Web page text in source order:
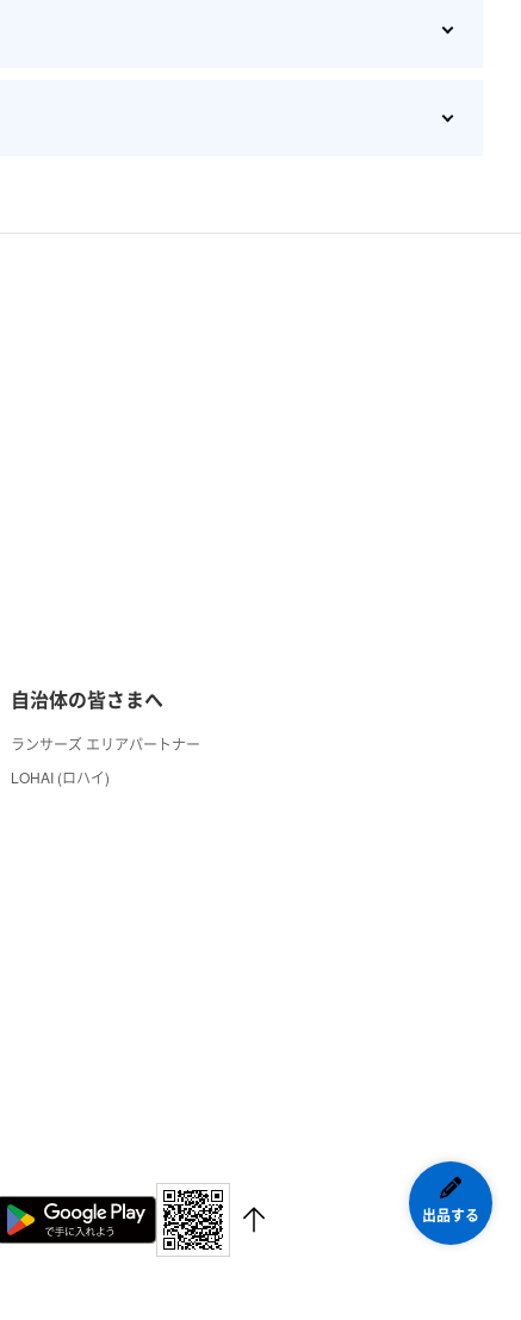
出品する
自治体の皆さまへ
ランサーズ エリアパートナー
LOHAI (ロハイ)